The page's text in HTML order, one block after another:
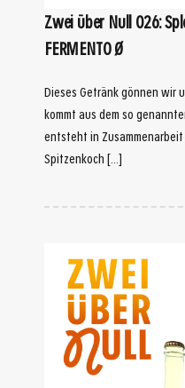
Zwei über Null 026:
FERMENTO Ø
Dieses Getränk gönnen wir
kommt aus dem so
entsteht in Zusammenarbeit
Spitzenkoch […]